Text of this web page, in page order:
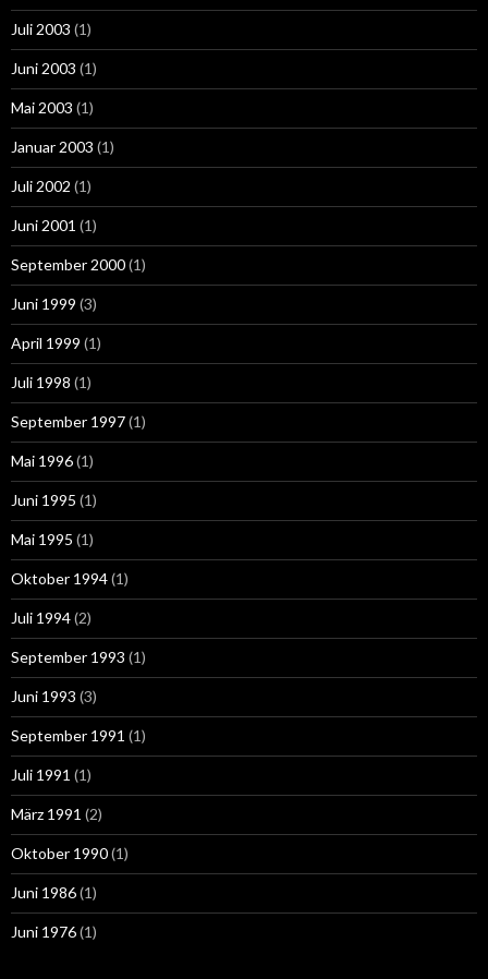
Juli 2003 (1)
Juni 2003 (1)
Mai 2003 (1)
Januar 2003 (1)
Juli 2002 (1)
Juni 2001 (1)
September 2000(1)
Juni 1999 (3)
April 1999 (1)
Juli 1998 (1)
September 1997(1)
Mai 1996(1)
Juni 1995 (1)
Mai 1995 (1)
Oktober 1994(1)
Juli 1994(2)
September 1993 (1)
Juni 1993 (3)
September 1991 (1)
Juli 1991 (1)
März 1991 (2)
Oktober 1990(1)
Juni 1986(1)
Juni 1976(1)